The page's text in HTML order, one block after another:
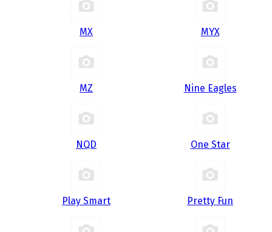
MX MYX
MZ Nine Eagles
NQD One Star
Play Smart Pretty Fun